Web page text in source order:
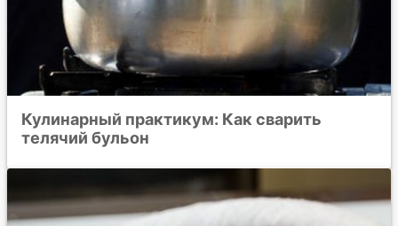
Кулинарный практикум: Как сварить
телячий бульон